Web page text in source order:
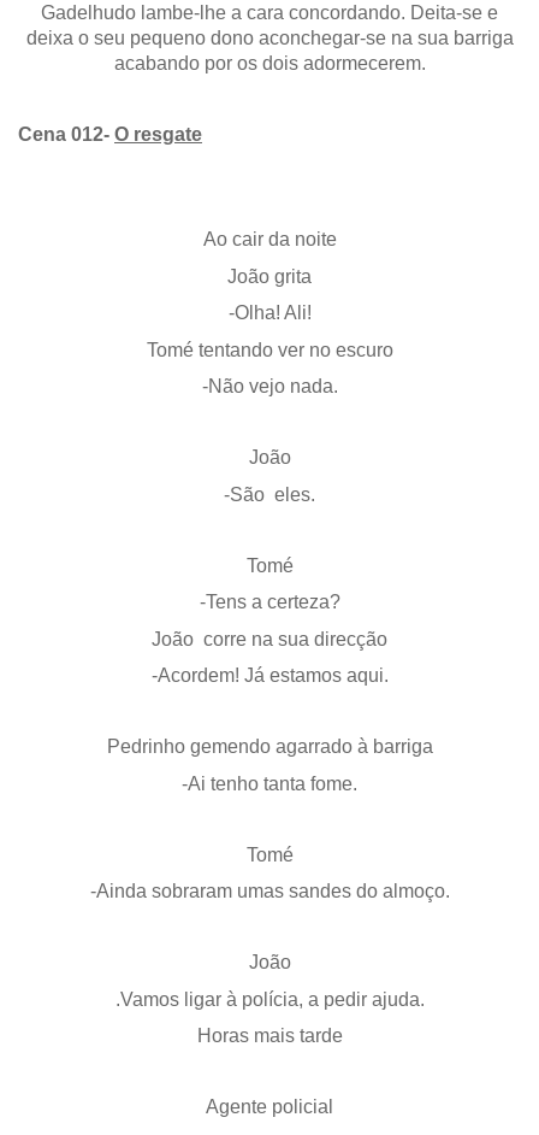
Gadelhudo lambe-lhe a cara concordando. Deita-se e
deixa o seu pequeno dono aconchegar-se na sua barriga
acabando por os dois adormecerem.
Cena 012- O resgate
Ao cair da noite
João grita
-Olha! Ali!
Tomé tentando ver no escuro
-Não vejo nada.
João
-São eles.
Tomé
-Tens a certeza?
João corre na sua direcção
-Acordem! Já estamos aqui.
Pedrinho gemendo agarrado à barriga
-Ai tenho tanta fome.
Tomé
-Ainda sobraram umas sandes do almoço.
João
.Vamos ligar à polícia, a pedir ajuda.
Horas mais tarde
Agente policial